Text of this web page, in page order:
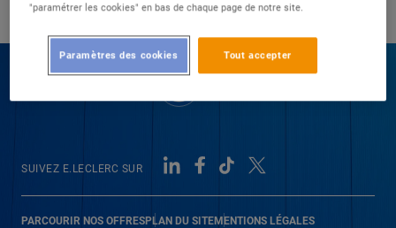
PARCOURIR NOS OFFRESPLAN DU SITEMENTIONS LÉGALES
SUIVEZ E.LECLERC SUR
"paramétrer les cookies" en bas de chaque page de notre site.
Tout accepter
Paramètres des cookies